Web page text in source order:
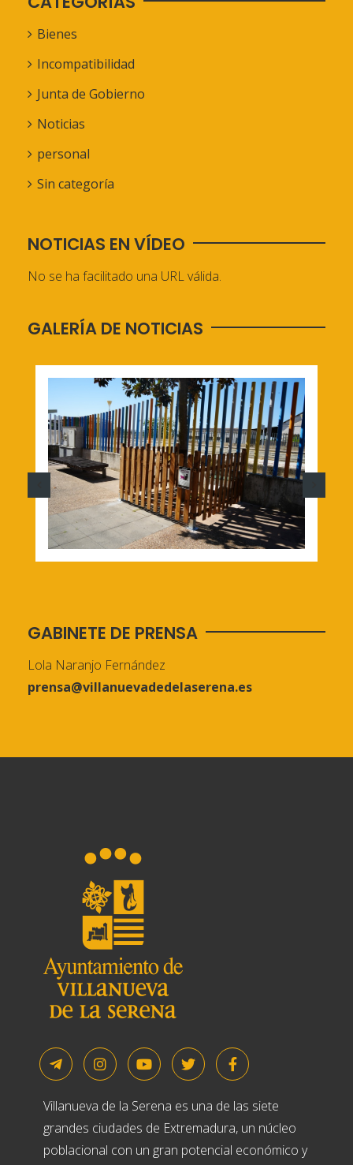
Bienes
Incompatibilidad
Junta de Gobierno
Noticias
personal
Sin categoría
NOTICIAS EN VÍDEO
No se ha facilitado una URL válida.
GALERÍA DE NOTICIAS
GABINETE DE PRENSA
Lola Naranjo Fernández
prensa@villanuevadedelaserena.es
Villanueva de la Serena es una de las siete
grandes ciudades de Extremadura, un núcleo
poblacional con un gran potencial económico y